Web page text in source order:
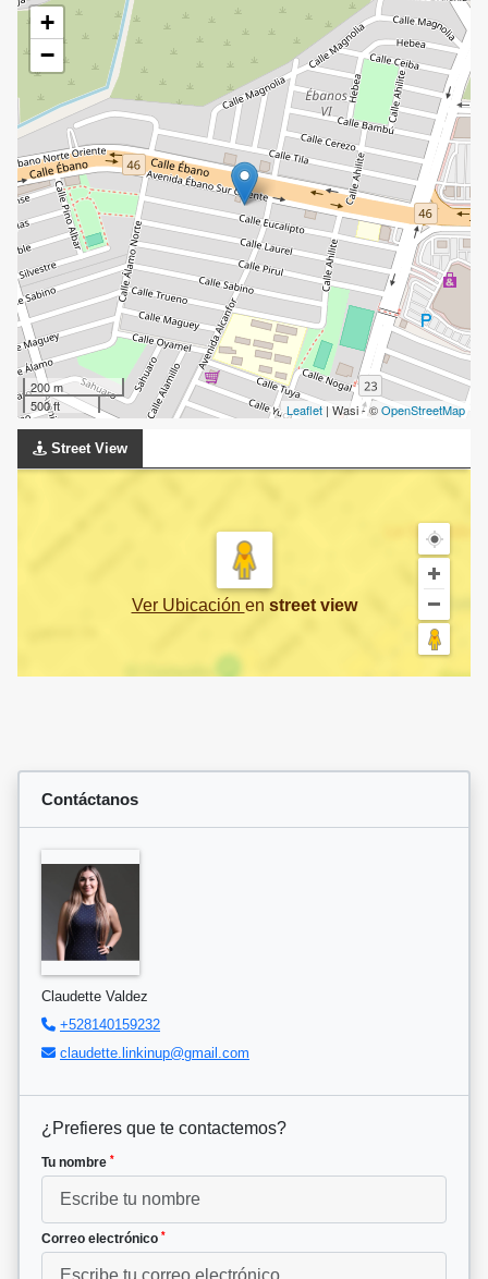
+
−
200 m
500 ft
Leaflet | Wasi - ©OpenStreetMap
Street View
Ver Ubicación en street view
Contáctanos
Claudette Valdez
+528140159232
claudette.linkinup@gmail.com
¿Prefieres que te contactemos?
Tu nombre *
Correo electrónico *